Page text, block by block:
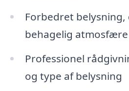
Forbedret belysning,
behagelig atmosfære
Professionel
og type af belysning